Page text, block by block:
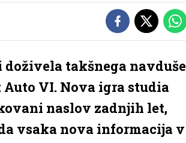
takšnega
VI. Nova igra studia
naslov zadnjih let,
vsaka nova informacija v